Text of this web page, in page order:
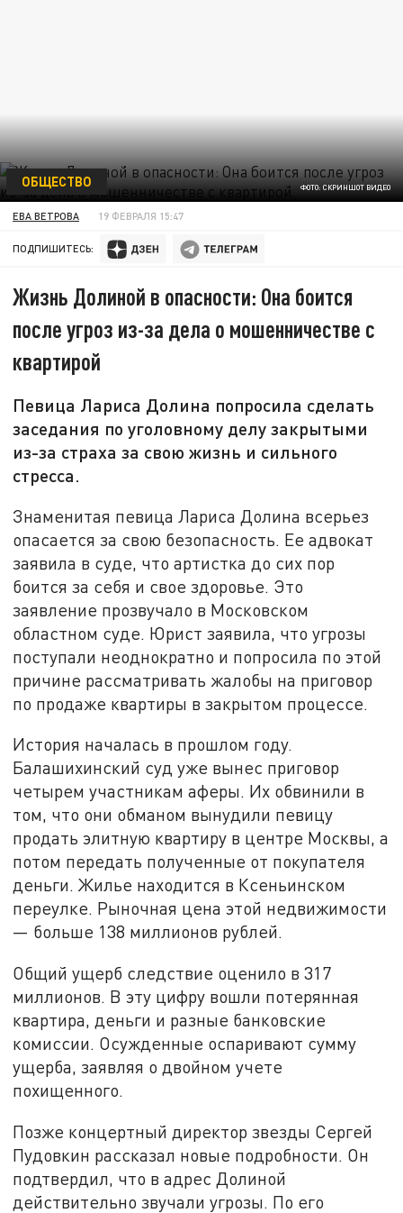
ФОТО: СКРИНШОТ ВИДЕО
ОБЩЕСТВО
ЕВА ВЕТРОВА 19 ФЕВРАЛЯ 15:47
ПОДПИШИТЕСЬ:
Жизнь Долиной в опасности: Она боится
после угроз из-за дела о мошенничестве с
квартирой
Певица Лариса Долина попросила сделать
заседания по уголовному делу закрытыми
из-за страха за свою жизнь и сильного
стресса.
Знаменитая певица Лариса Долина всерьез
опасается за свою безопасность. Ее адвокат
заявила в суде, что артистка до сих пор
боится за себя и свое здоровье. Это
заявление прозвучало в Московском
областном суде. Юрист заявила, что угрозы
поступали неоднократно и попросила по этой
причине рассматривать жалобы на приговор
по продаже квартиры в закрытом процессе.
История началась в прошлом году.
Балашихинский суд уже вынес приговор
четырем участникам аферы. Их обвинили в
том, что они обманом вынудили певицу
продать элитную квартиру в центре Москвы, а
потом передать полученные от покупателя
деньги. Жилье находится в Ксеньинском
переулке. Рыночная цена этой недвижимости
— больше 138 миллионов рублей.
Общий ущерб следствие оценило в 317
миллионов. В эту цифру вошли потерянная
квартира, деньги и разные банковские
комиссии. Осужденные оспаривают сумму
ущерба, заявляя о двойном учете
похищенного.
Позже концертный директор звезды Сергей
Пудовкин рассказал новые подробности. Он
подтвердил, что в адрес Долиной
действительно звучали угрозы. По его